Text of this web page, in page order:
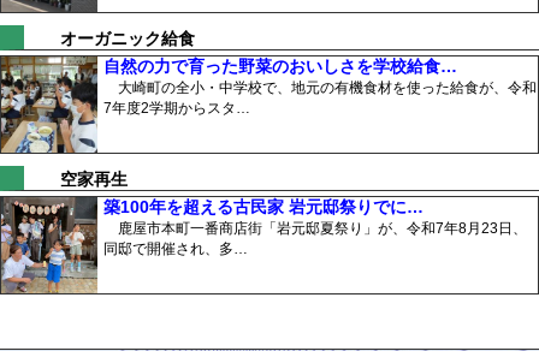
オーガニック給食
自然の力で育った野菜のおいしさを学校給食…
大崎町の全小・中学校で、地元の有機食材を使った給食が、令和
7年度2学期からスタ…
空家再生
築100年を超える古民家 岩元邸祭りでに…
鹿屋市本町一番商店街「岩元邸夏祭り」が、令和7年8月23日、
同邸で開催され、多…